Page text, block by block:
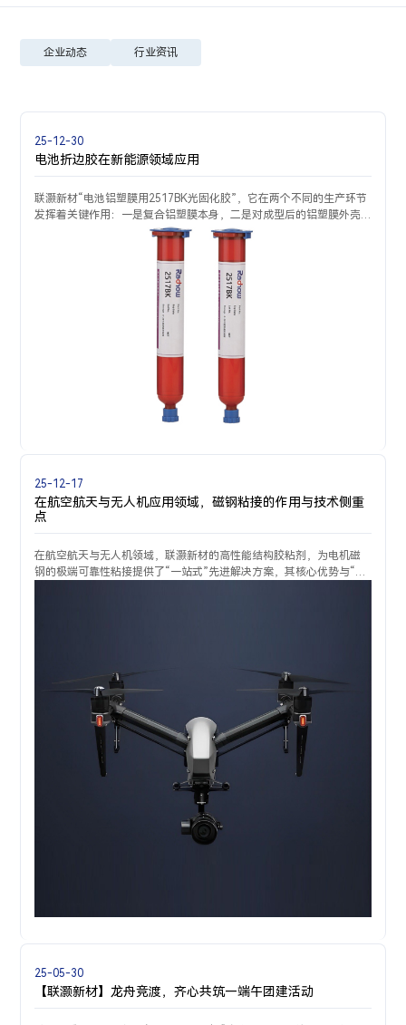
企业动态 行业资讯
25-12-30
电池折边胶在新能源领域应用
联灏新材“电池铝塑膜用2517BK光固化胶”，它在两个不同的生产环节
发挥着关键作用：一是复合铝塑膜本身，二是对成型后的铝塑膜外壳
进行安全封边处理，把铝箔和尼龙膜、CPP膜紧密贴合在一起。且制成
25-12-17
在航空航天与无人机应用领域，磁钢粘接的作用与技术侧重
点
在航空航天与无人机领域，联灏新材的高性能结构胶粘剂，为电机磁
钢的极端可靠性粘接提供了“一站式”先进解决方案，其核心优势与“三
25-05-30
【联灏新材】龙舟竞渡，齐心共筑—端午团建活动